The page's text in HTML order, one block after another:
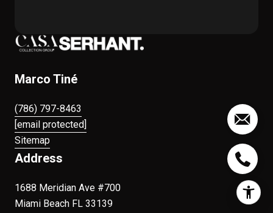
Marco Tiné
(786) 797-8463
[email protected]
Sitemap
Address
1688 Meridian Ave #700
Miami Beach FL 33139